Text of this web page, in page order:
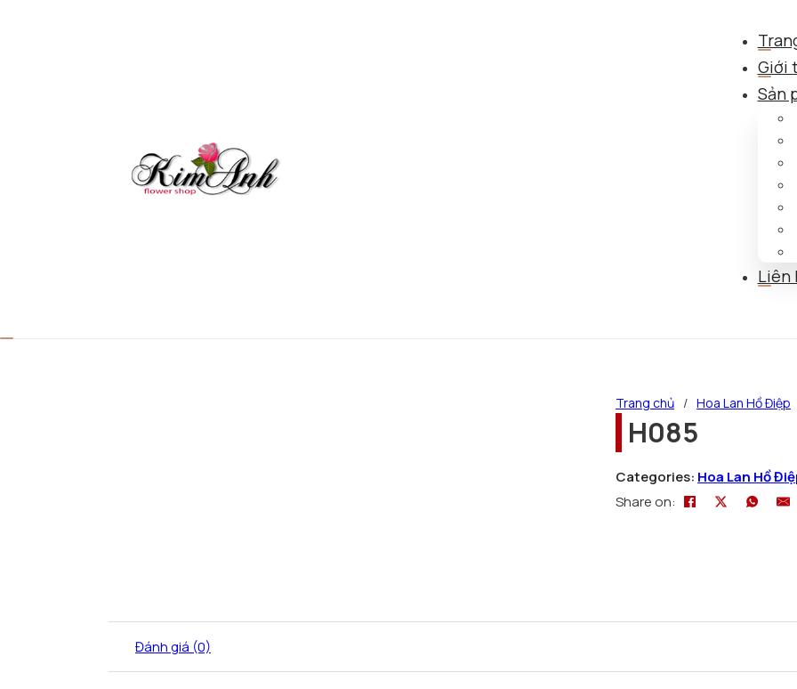
Giới
Sản
Liên
Trang chủ / Hoa Lan Hồ Điệp
H085
Categories: Hoa Lan Hồ
Share on:
Đánh giá (0)